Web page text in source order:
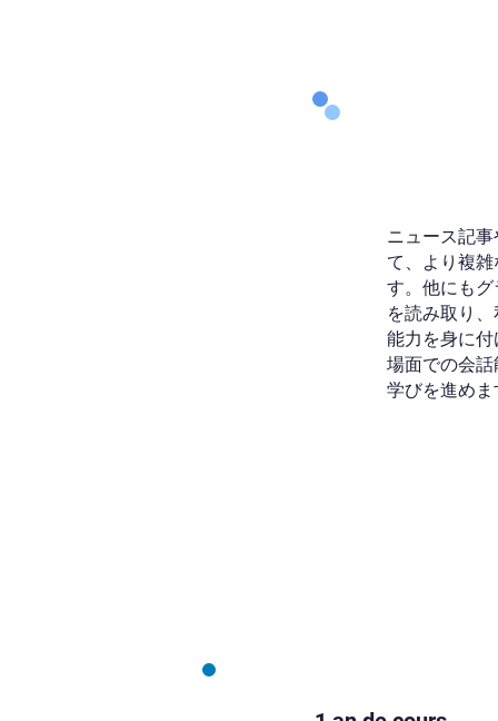
ニュース記
て、より複
す。他にも
を読み取り
能力を身に
場面での会
学びを進め